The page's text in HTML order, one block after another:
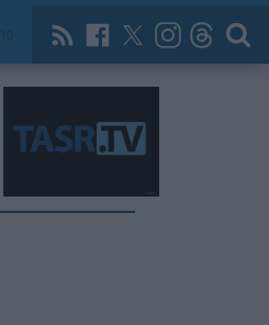
Magazín News Now Archív